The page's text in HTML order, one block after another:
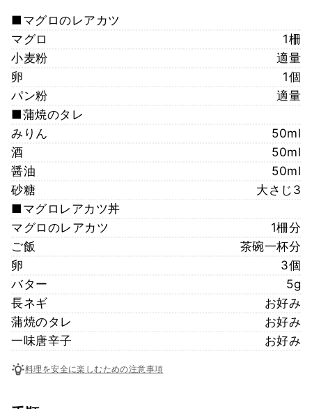
■マグロのレアカツ
マグロ
1柵
小麦粉
適量
卵
1個
パン粉
適量
■蒲焼のタレ
みりん
50ml
酒
50ml
醤油
50ml
砂糖
大さじ3
■マグロレアカツ丼
マグロのレアカツ
1柵分
ご飯
茶碗一杯分
卵
3個
バター
5g
長ネギ
お好み
蒲焼のタレ
お好み
一味唐辛子
お好み
料理を安全に楽しむための注意事項